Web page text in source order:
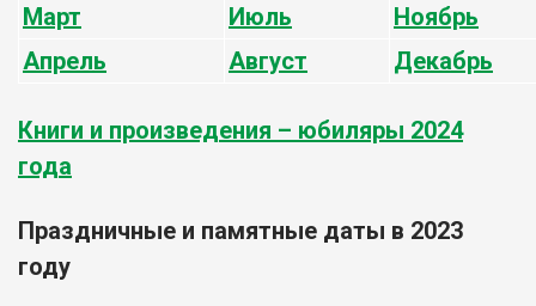
Март
Июль
Ноябрь
Апрель
Август Декабрь
Книги и произведения – юбиляры 2024
года
Праздничные и памятные даты в 2023
году